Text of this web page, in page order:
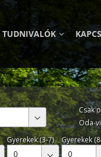
TUDNIVALÓK
Csak
Oda-
Gyerekek (3-7)
0
Gyerekek
0